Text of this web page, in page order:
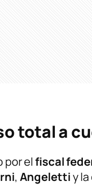
total a
por elfiscal
, Angelettiy